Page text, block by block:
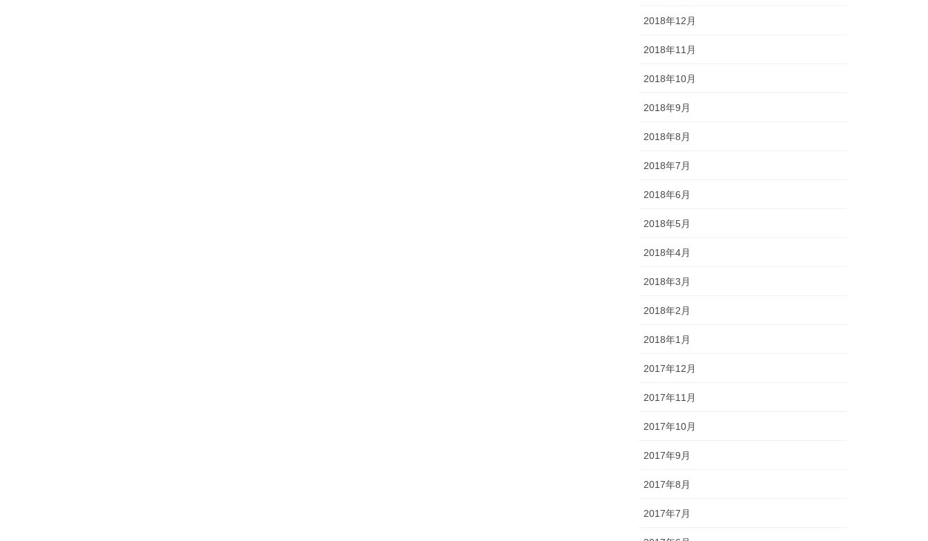
2018年12月
2018年11月
2018年10月
2018年9月
2018年8月
2018年7月
2018年6月
2018年5月
2018年4月
2018年3月
2018年2月
2018年1月
2017年12月
2017年11月
2017年10月
2017年9月
2017年8月
2017年7月